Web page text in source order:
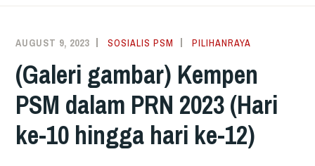
AUGUST 9, 2023 SOSIALIS PSM PILIHANRAYA
(Galeri gambar) Kempen
PSM dalam PRN 2023 (Hari
ke-10 hingga hari ke-12)